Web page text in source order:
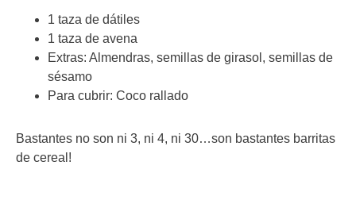
1 taza de dátiles
1 taza de avena
Extras: Almendras, semillas de girasol, semillas de
sésamo
Para cubrir: Coco rallado
Bastantes no son ni 3, ni 4, ni 30…son bastantes barritas
de cereal!